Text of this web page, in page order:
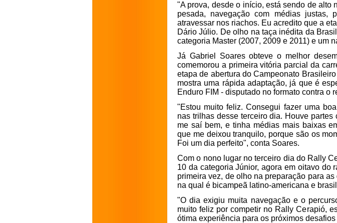
"A prova, desde o início, está sendo de alto
pesada, navegação com médias justas,
atravessar nos riachos. Eu acredito que a
Dário Júlio. De olho na taça inédita da
categoria Master (2007, 2009 e 2011) e um
Já Gabriel Soares obteve o melhor
comemorou a primeira vitória parcial da
etapa de abertura do Campeonato
mostra uma rápida adaptação, já que é
Enduro FIM - disputado no formato contra o
"Estou muito feliz. Consegui fazer uma
nas trilhas desse terceiro dia. Houve
me saí bem, e tinha médias mais baixas
que me deixou tranquilo, porque são os
Foi um dia perfeito", conta Soares.
Com o nono lugar no terceiro dia do Rally
10 da categoria Júnior, agora em oitavo do
primeira vez, de olho na preparação para
na qual é bicampeã latino-americana e
"O dia exigiu muita navegação e o
muito feliz por competir no Rally Cerapió,
ótima experiência para os próximos